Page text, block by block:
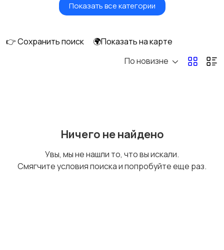
Вентиляторы Обогреватели
Кондиционеры и
Показать все категории
👉 Сохранить поиск
🌍Показать на карте
По новизне
Ничего не найдено
Увы, мы не нашли то, что вы искали.
Смягчите условия поиска и попробуйте еще раз.